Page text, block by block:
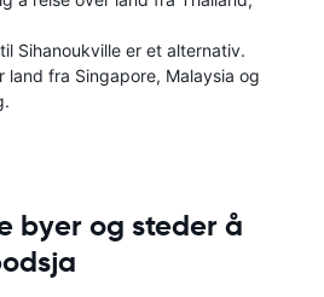
Sihanoukville er et alternativ.
land fra Singapore, Malaysia og
byer og steder å